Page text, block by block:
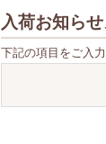
入荷お知ら
下記の項目をご入